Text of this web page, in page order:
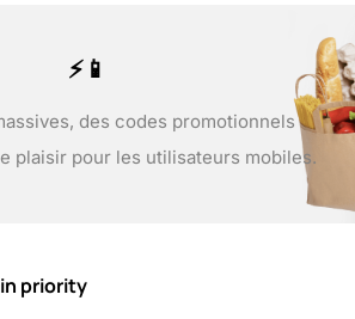
⚡📱
des codes promotionnels
plaisir pour les utilisateurs mobiles.
priority